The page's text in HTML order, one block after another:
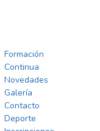
Formación
Continua
Novedades
Galería
Contacto
Deporte